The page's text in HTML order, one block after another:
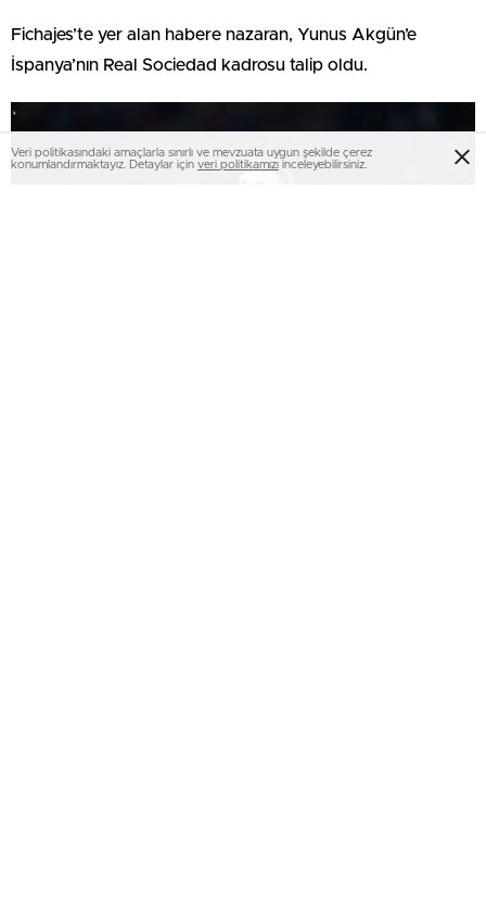
Fichajes’te yer alan habere nazaran, Yunus Akgün’e
İspanya’nın Real Sociedad kadrosu talip oldu.
Veri politikasındaki amaçlarla sınırlı ve mevzuata uygun şekilde çerez
konumlandırmaktayız. Detaylar için veri politikamızı inceleyebilirsiniz.